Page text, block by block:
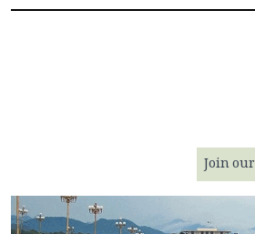
Join our